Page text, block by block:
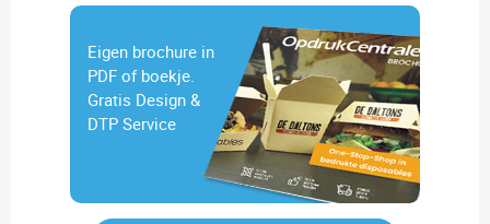
Eigen brochure in
PDF of boekje.
Gratis Design &
DTP Service